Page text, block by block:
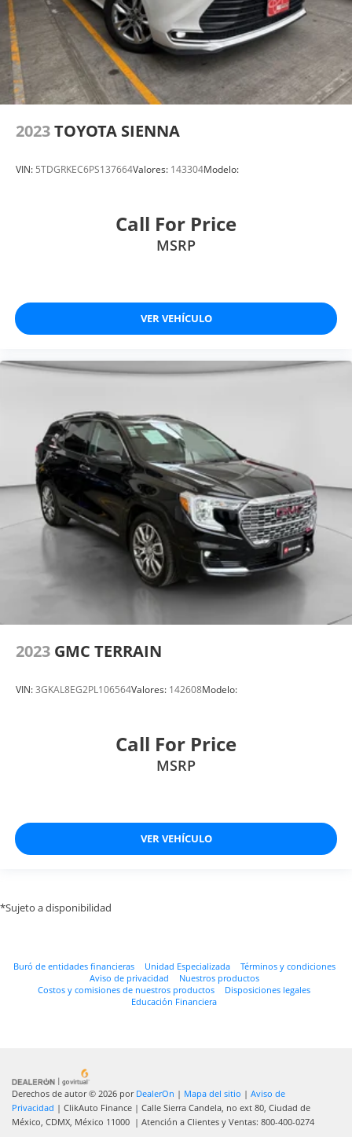
2023TOYOTA SIENNA
VIN: 5TDGRKEC6PS137664Valores: 143304Modelo:
Call For Price
MSRP
VER VEHÍCULO
2023 GMC TERRAIN
VIN:3GKAL8EG2PL106564Valores: 142608Modelo:
Call For Price
MSRP
VER VEHÍCULO
*Sujeto a disponibilidad
Buró de entidades financieras Unidad Especializada
Términos y condiciones
Aviso de privacidad
Nuestros productos
Costos y comisiones de nuestros productos
Disposiciones legales
Educación Financiera
Derechos de autor © 2026 por DealerOn | Mapa del sitio | Aviso de
Privacidad | ClikAuto Finance | Calle Sierra Candela, no ext 80, Ciudad de
México, CDMX, México 11000 | Atención a Clientes y Ventas: 800-400-0274